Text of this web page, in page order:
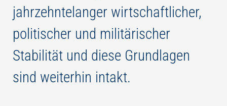
jahrzehntelanger wirtschaftlicher,
politischer und militärischer
Stabilität und diese Grundlagen
sind weiterhin intakt.